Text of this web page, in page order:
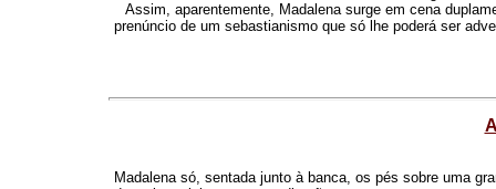
Assim, aparentemente, Madalena surge em cena
prenúncio de um sebastianismo que só lhe poderá ser
Madalena só, sentada junto à banca, os pés sobre uma